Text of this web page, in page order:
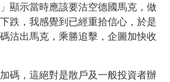
顯示當時應該要沽空德國馬克，做
跌，我感覺到已經重拾信心，於是
沽出馬克，乘勝追擊，企圖加快收
碼，這絕對是散戶及一般投資者辦